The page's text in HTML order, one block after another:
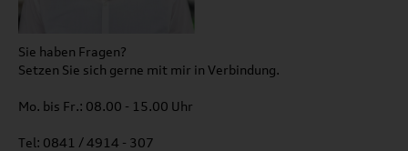
Sie haben Fragen?
Setzen Sie sich gerne mit mir in Verbindung.
Mo. bis Fr.: 08.00 - 15.00 Uhr
Tel: 0841 / 4914 - 307